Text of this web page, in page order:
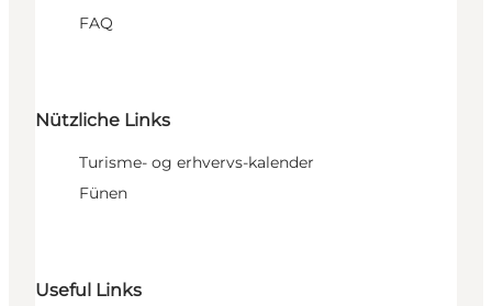
FAQ
Nützliche Links
Turisme- og erhvervs-kalender
Fünen
Useful Links